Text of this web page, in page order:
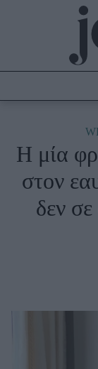
Culture
Fashion
Shopping
Styling Tips
Μαλλιά - Νύχια
Η μία
στον
δεν